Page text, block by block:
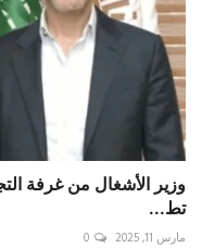
وزير الأشغال من غرفة
تط...
مارس 11, 2025 0